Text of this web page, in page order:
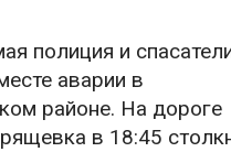
полиция и
аварии в
районе. На дороге
в 18:45